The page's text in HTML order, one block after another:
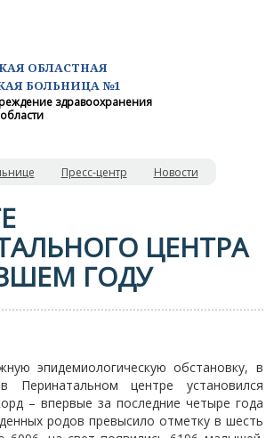
ОБЛАСТНАЯ
БОЛЬНИЦА №1
здравоохранения
Пресс-центр Новости
ЦЕНТРА
ГОДУ
эпидемиологическую обстановку, в
Перинатальном центре установился
– впервые за последние четыре года
родов превысило отметку в шесть